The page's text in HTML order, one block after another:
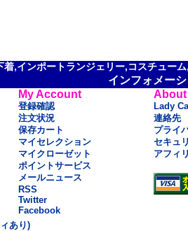
着,インポートランジェリー,コスチュー
インフォメー
My Account
登録確認
注文状況
保存カート
マイセレクション
マイクローゼット
ポイントサービス
メールニュース
RSS
Twitter
Facebook
About
Lady
連絡先
プライ
セキュ
アフィ
あり)